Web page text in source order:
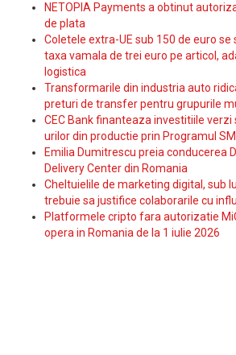
NETOPIA Payments a obtinut
de plata
Coletele extra-UE sub 150 de euro se
taxa vamala de trei euro pe articol,
logistica
Transformarile din industria auto
preturi de transfer pentru grupurile
CEC Bank finanteaza investitiile verzi
urilor din productie prin Programul
Emilia Dumitrescu preia conducerea
Delivery Center din Romania
Cheltuielile de marketing digital, sub
trebuie sa justifice colaborarile cu
Platformele cripto fara autorizatie
opera in Romania de la 1 iulie 2026